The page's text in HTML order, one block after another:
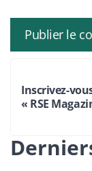
Inscrivez-
« RSE